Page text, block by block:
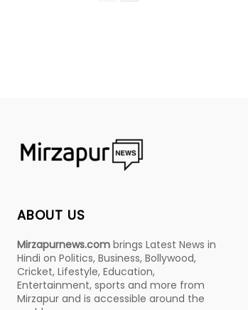
ABOUT US
Mirzapurnews.com brings Latest News in
Hindi on Politics, Business, Bollywood,
Cricket, Lifestyle, Education,
Entertainment, sports and more from
Mirzapur and is accessible around the